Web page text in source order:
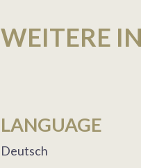
WEITERE
LANGUAGE
Deutsch